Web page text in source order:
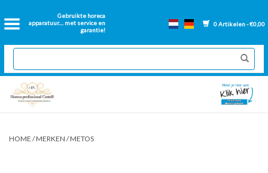
Gebruikte horeca
apparatuur.... met service en
garantie!
0 Artikelen - €0,00
Home
2dehands Horeca
Nieuwe apparatuur
HOME /MERKEN /METOS